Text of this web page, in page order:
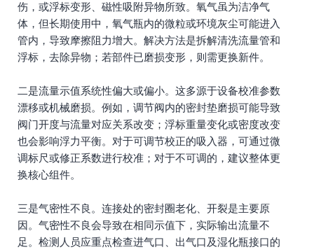
伤，或浮标变形、磁性吸附异物所致。氧气虽为洁净气
体，但长期使用中，氧气瓶内的微粒或环境灰尘可能进入
管内，导致摩擦阻力增大。解决方法是拆解清洗流量管和
浮标，去除异物；若部件已磨损变形，则需更换新件。
二是流量示值系统性偏大或偏小。这多源于设备校准参数
漂移或机械磨损。例如，调节阀内的密封垫磨损可能导致
阀门开度与流量对应关系改变；浮标重量变化或密度改变
也会影响浮力平衡。对于可调节校正的吸入器，可通过微
调标尺或修正系数进行校准；对于不可调的，建议整体更
换核心组件。
三是气密性不良。连接处的密封圈老化、开裂是主要原
因。气密性不良会导致在相同示值下，实际输出流量不
足。检测人员应重点检查进气口、出气口及湿化瓶接口的